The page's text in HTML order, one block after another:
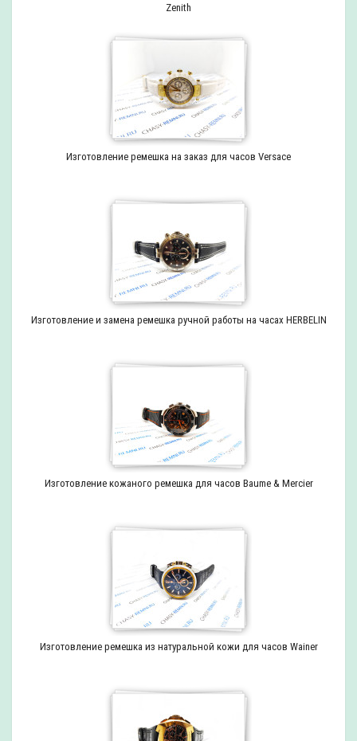
Zenith
Изготовление ремешка на заказ для часов Versace
Изготовление и замена ремешка ручной работы на часах HERBELIN
Изготовление кожаного ремешка для часов Baume & Mercier
Изготовление ремешка из натуральной кожи для часов Wainer